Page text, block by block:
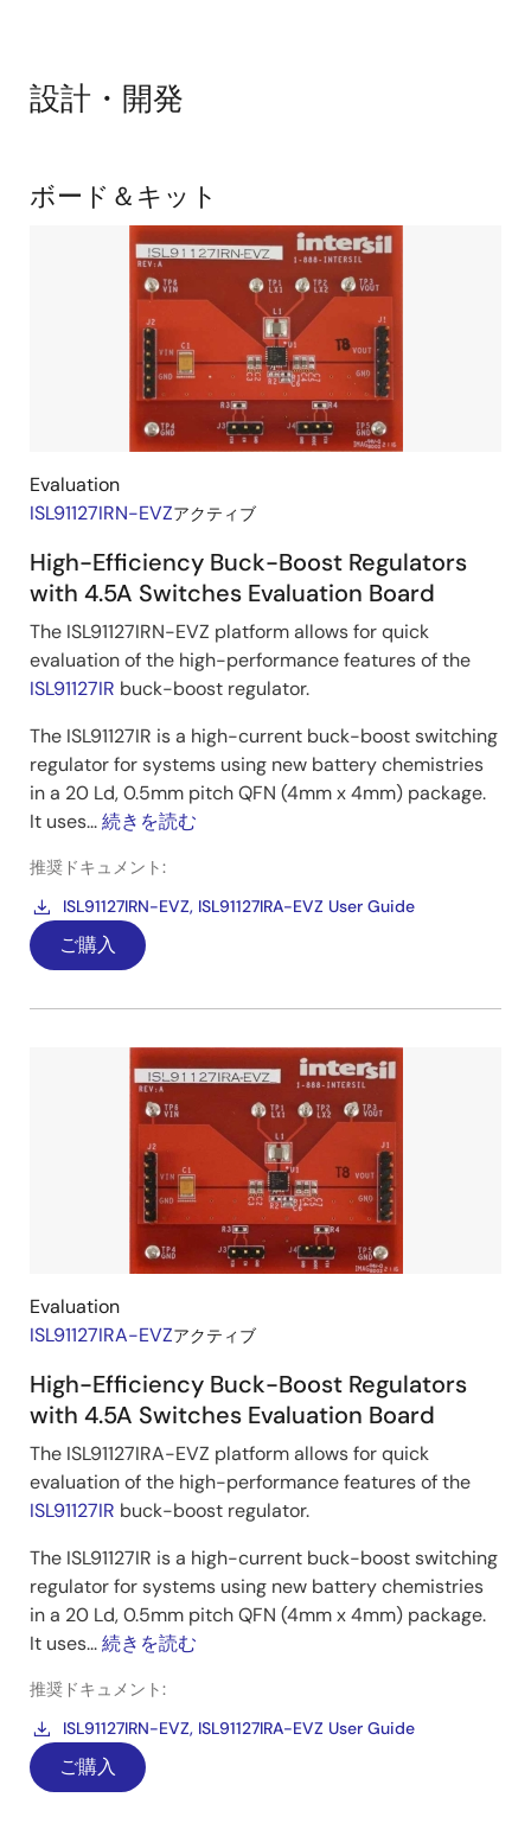
設計・開発
関
ボード＆キット
Evaluation
ISL91127IRN-EVZアクティブ
High-Efficiency Buck-Boost Regulators
with 4.5A Switches Evaluation Board
The ISL91127IRN-EVZ platform allows for quick
evaluation of the high-performance features of the
ISL91127IR buck-boost regulator.
The ISL91127IR is a high-current buck-boost switching
regulator for systems using new battery chemistries
in a 20 Ld, 0.5mm pitch QFN (4mm x 4mm) package.
It uses...続きを読む
推奨ドキュメント:
ISL91127IRN-EVZ, ISL91127IRA-EVZ User Guide
ご購入
Evaluation
ISL91127IRA-EVZアクティブ
High-Efficiency Buck-Boost Regulators
with 4.5A Switches Evaluation Board
The ISL91127IRA-EVZ platform allows for quick
evaluation of the high-performance features of the
ISL91127IR buck-boost regulator.
The ISL91127IR is a high-current buck-boost switching
regulator for systems using new battery chemistries
in a 20 Ld, 0.5mm pitch QFN (4mm x 4mm) package.
It uses...続きを読む
推奨ドキュメント:
ISL91127IRN-EVZ, ISL91127IRA-EVZ User Guide
ご購入